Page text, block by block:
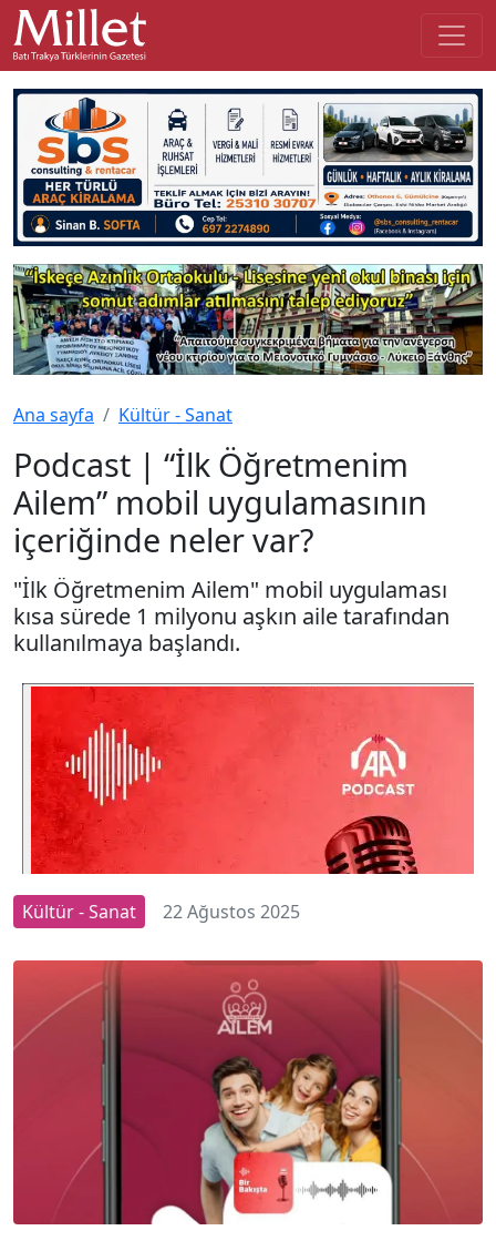
Ana sayfa Kültür - Sanat
Podcast | “İlk Öğretmenim
Ailem” mobil uygulamasının
içeriğinde neler var?
"İlk Öğretmenim Ailem" mobil uygulaması
kısa sürede 1 milyonu aşkın aile tarafından
kullanılmaya başlandı.
Kültür - Sanat 22 Ağustos 2025